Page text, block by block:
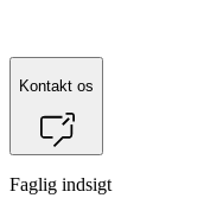
Kontakt os
Faglig indsigt